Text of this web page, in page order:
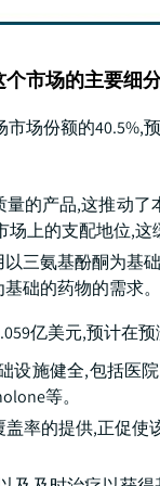
个市场的主要细
场份额的40.5%,
的产品,这推动
上的支配地位,
三氨基酚酮为基
础的药物的需求。
亿美元,预计在预
设施健全,包括医
等。
率的提供,正促